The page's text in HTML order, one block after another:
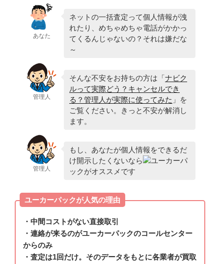
あなた
ネットの一括査定って個人情報が洩
れたり、めちゃめちゃ電話がかかっ
てくるんじゃないの？それは嫌だな
～
管理人
そんな不安をお持ちの方は「ナビク
ルって実際どう？キャンセルでき
る？管理人が実際に使ってみた 」を
ご覧ください。きっと不安が解消し
ます。
管理人
もし、あなたが個人情報をできるだ
け開示したくないなら
ユーカーパ
ックがオススメです
ユーカーパックが人気の理由
・中間コストがない直接取引
・連絡が来るのがユーカーパックのコールセンター
からのみ
・査定は1回だけ。そのデータをもとに各業者が買取